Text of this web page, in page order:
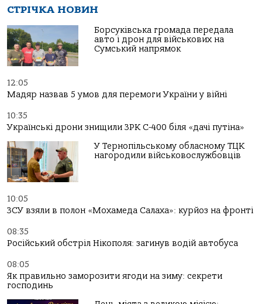
СТРІЧКА НОВИН
Борсуківська громада передала
авто і дрон для військових на
Сумський напрямок
12:05
Мадяр назвав 5 умов для перемоги України у війні
10:35
Українські дрони знищили ЗРК С-400 біля «дачі путіна»
У Тернопільському обласному ТЦК
нагородили військовослужбовців
10:05
ЗСУ взяли в полон «Мохамеда Салаха»: курйоз на фронті
08:35
Російський обстріл Нікополя: загинув водій автобуса
08:05
Як правильно заморозити ягоди на зиму: секрети
господинь